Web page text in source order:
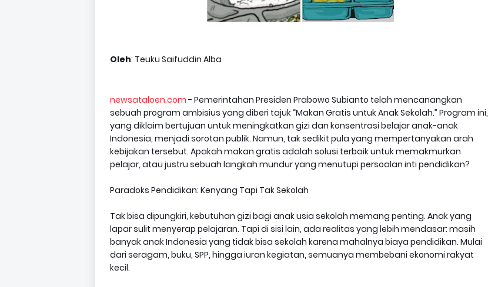
Oleh: Teuku Saifuddin Alba
newsataloen.com - Pemerintahan Presiden Prabowo Subianto telah mencanangkan
sebuah program ambisius yang diberi tajuk “Makan Gratis untuk Anak Sekolah.” Program ini,
yang diklaim bertujuan untuk meningkatkan gizi dan konsentrasi belajar anak-anak
Indonesia, menjadi sorotan publik. Namun, tak sedikit pula yang mempertanyakan arah
kebijakan tersebut. Apakah makan gratis adalah solusi terbaik untuk memakmurkan
pelajar, atau justru sebuah langkah mundur yang menutupi persoalan inti pendidikan?
Paradoks Pendidikan: Kenyang Tapi Tak Sekolah
Tak bisa dipungkiri, kebutuhan gizi bagi anak usia sekolah memang penting. Anak yang
lapar sulit menyerap pelajaran. Tapi di sisi lain, ada realitas yang lebih mendasar: masih
banyak anak Indonesia yang tidak bisa sekolah karena mahalnya biaya pendidikan. Mulai
dari seragam, buku, SPP, hingga iuran kegiatan, semuanya membebani ekonomi rakyat
kecil.